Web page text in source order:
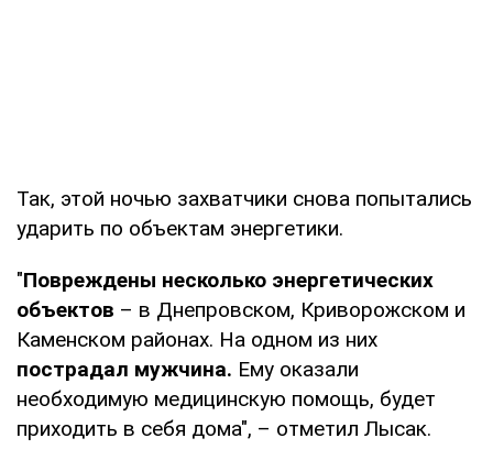
Так, этой ночью захватчики снова попытались
ударить по объектам энергетики.
"Повреждены несколько энергетических
объектов – в Днепровском, Криворожском и
Каменском районах. На одном из них
пострадал мужчина. Ему оказали
необходимую медицинскую помощь, будет
приходить в себя дома", – отметил Лысак.